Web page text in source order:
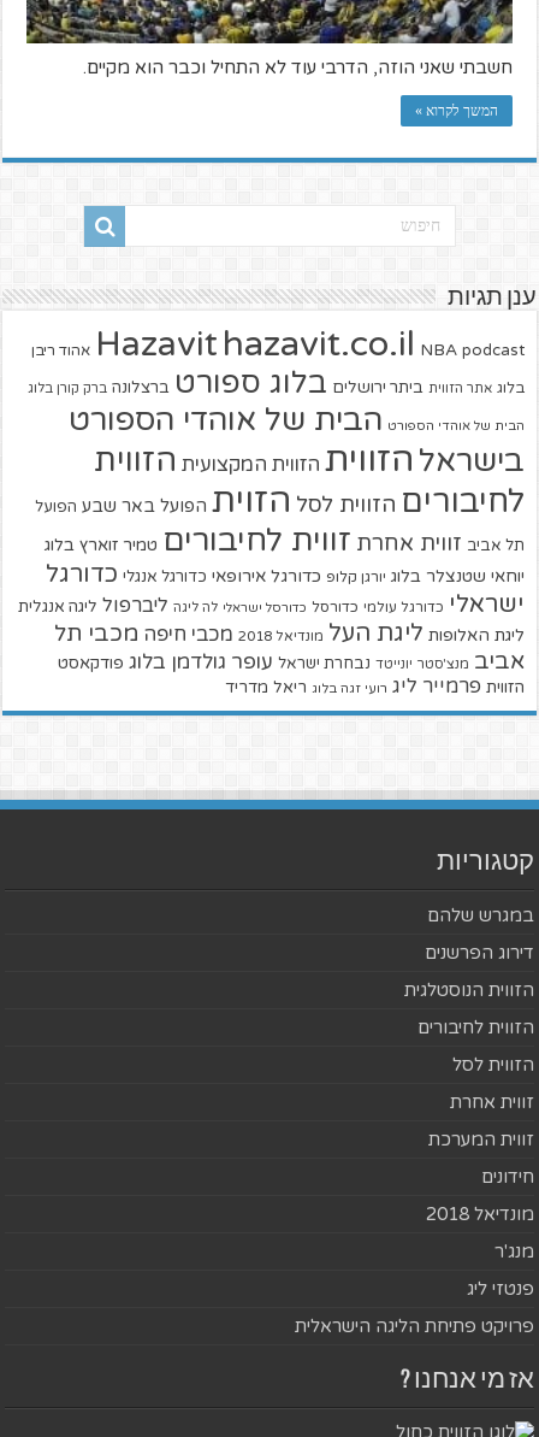
חשבתי שאני הוזה, הדרבי עוד לא התחיל וכבר הוא מקיים.
המשך לקרוא »
ענן תגיות
Hazavit hazavit.co.il NBA podcast אהוד ריבן
בלוג אתר הזווית ביתר ירושלים בלוג ספורט ברצלונה ברק קורן בלוג
הבית של אוהדי הספורט הבית של אוהדי הספורט
בישראל הזווית הזווית המקצועית הזווית
לחיבורים הזווית לסל הזוית הפועל באר שבע הפועל
תל אביב זווית אחרת זווית לחיבורים טמיר זוארץ בלוג
יוחאי שטנצלר בלוג יורגן קלופ כדורגל אירופאי כדורגל אנגלי כדורגל
ישראלי כדורגל עולמי כדורסל כדורסל ישראלי לה ליגה ליברפול ליגה אנגלית
ליגת האלופות ליגת העל מונדיאל 2018 מכבי חיפה מכבי תל
אביב מנצ'סטר יונייטד נבחרת ישראל עופר גולדמן בלוג פודקאסט
הזווית פרמייר ליג רועי זגה בלוג ריאל מדריד
קטגוריות
במגרש שלהם
דירוג הפרשנים
הזווית הנוסטלגית
הזווית לחיבורים
הזווית לסל
זווית אחרת
זווית המערכת
חידונים
מונדיאל 2018
מנג'ר
פנטזי ליג
פרויקט פתיחת הליגה הישראלית
אז מי אנחנו ?